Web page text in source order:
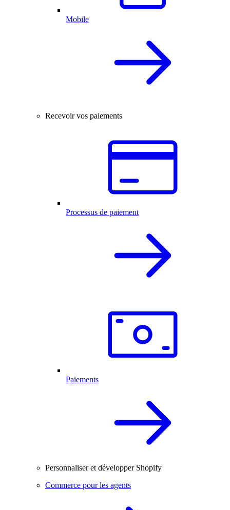
Mobile
Recevoir vos paiements
Processus de paiement
Paiements
Personnaliser et développer Shopify
Commerce pour les agents